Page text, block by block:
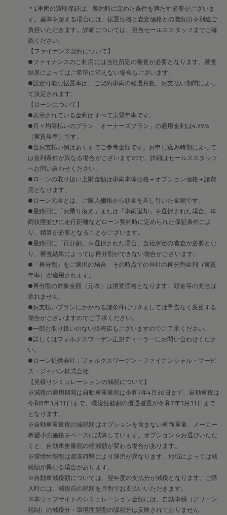
延長保証ウォルフィサポート
カスタマーセンター
タイヤパンク補償
認定中古車
“Certified Pre-Owned”の品質とは
延長保証サービスガイド
9つの約束
スマート買取
キャンペーン/ファイナンスプログラム
フォルクスワーゲンについて
企業情報
会社概要
会社概要EN
採用情報
正規ディーラー地域別採用情報
倫理・リスク管理・コンプライアンス
プレスリリース
2025
2024
2023
2022
2021
2020
2019
2018
2017
2016
2015
リコール関連情報
セーフティ マイスター
＊1車両の買取保証は、契約時に定めた条件を満たす必要がございま
す。基準を超える場合には、据置価格と査定価格との差額分を別途ご
負担いただきます。詳細については、担当セールススタッフまでご確
認ください。
【ファイナンス契約について】
●ファイナンスのご利用には当社所定の審査が必要となります。審査
結果によってはご希望に沿えない場合もございます。
●設定可能な据置率は、ご契約車両の経過月数、お支払い期間によっ
て決定されます。
【ローンについて】
●表示されている金利はすべて実質年率です。
●月々均等払いのプラン「オーナーズプラン」の適用金利は4.99%
（実質年率）です。
●当お支払い例はあくまでご参考金額です。お申し込み時期によって
は金利条件が異なる場合がございますので、詳細はセールススタッフ
へお問い合わせください。
●ローンの取り扱い上限金額は車両本体価格＋オプション価格＋諸費
用となります。
●ローン元金とは、ご購入価格から頭金を差し引いた金額です。
●最終回に「お乗り換え」または「車両返却」を選択された場合、車
両状態並びに走行距離などローン契約時に定められた保証条件によ
り、精算が必要となることがございます。
●最終回に「再分割」を選択された場合、当社所定の審査が必要とな
り、審査結果によっては再分割ができない場合がございます。
●「再分割」をご選択の場合、その時点での当社の再分割金利（実質
年率）が適用されます。
●再分割の対象金額（元本）は据置価格となります。頭金等の充当は
承れません。
●お支払いプランにかかわる諸条件につきましては予告なく変更する
場合がございますのでご了承ください。
●一部お取り扱いのない販売店もございますのでご了承ください。
●詳しくはフォルクスワーゲン正規ディーラーにお問い合わせくださ
い。
●ローン提供会社：フォルクスワーゲン・ファイナンシャル・サービ
ス・ジャパン株式会社
【見積りシミュレーションの減税について】
※減税の適用期間は自動車重量税は令和7年4月30日まで、自動車税は
令和8年3月31日まで、環境性能割の優遇措置が令和7年3月31日まで
となります。
※自動車重量税の減税額はオプションを含まない車両重量、メーカー
希望小売価格をベースに試算しています。オプションをお選びいただ
くと、自動車重量税の軽減額が変わる場合があります。
※環境性能割は都道府県により運用が異なります。地域によっては減
税額が異なる場合があります。
※自動車減税額については、翌年度の支払分が減税となります。ご購
入時には、減税前の税額を月割でお支払いいただきます。
※本ウェブサイトのシミュレーション金額には、自動車税（グリーン
税制）の減税分・環境性能割の課税分は反映されておりません。